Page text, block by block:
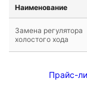
Наименование
Замена регулятора
холостого хода
Прайс-